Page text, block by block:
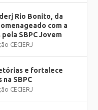
Rio Bonito, da
com a
SBPC Jovem
CECIERJ
e fortalece
SBPC
CECIERJ